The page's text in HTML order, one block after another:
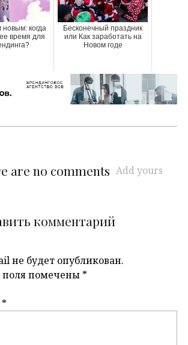
когда
время для
Бесконечный праздник
или Как заработать на
Новом годе
are no comments Add yours
комментарий
не будет опубликован.
поля помечены *
*